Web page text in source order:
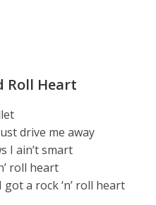
Roll Heart
drive me away
I ain’t smart
roll heart
a rock ‘n’ roll heart